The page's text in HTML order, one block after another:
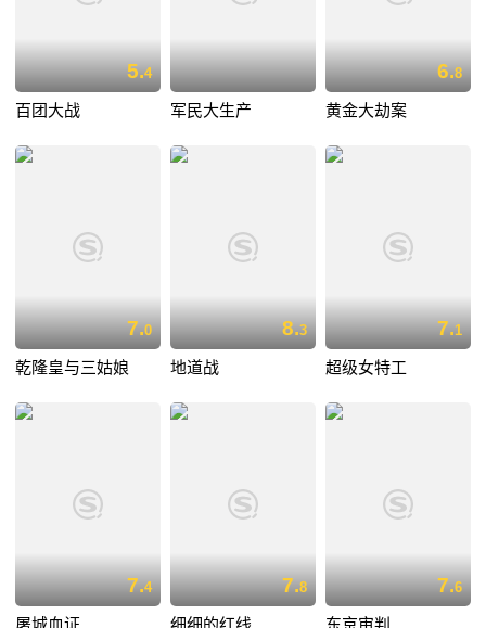
5.4
百团大战 军民大生产
6.8
黄金大劫案
7.0
乾隆皇与三姑娘
8.3
地道战
7.1
超级女特工
7.4 7.8 7.6